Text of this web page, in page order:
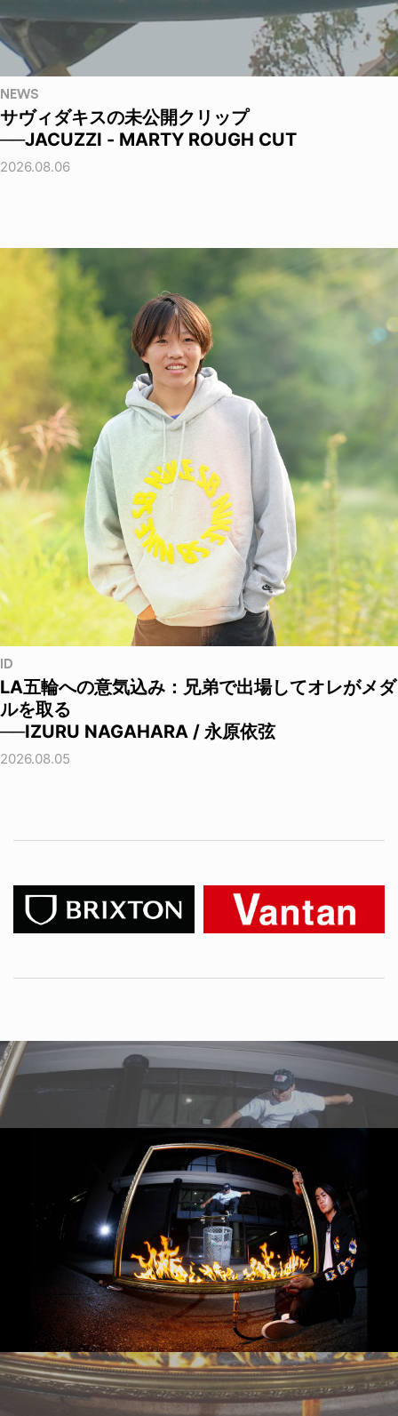
NEWS
サヴィダキスの未公開クリップ
──JACUZZI - MARTY ROUGH CUT
2026.08.06
ID
LA五輪への意気込み：兄弟で出場してオレがメダ
ルを取る
──IZURU NAGAHARA / 永原依弦
2026.08.05